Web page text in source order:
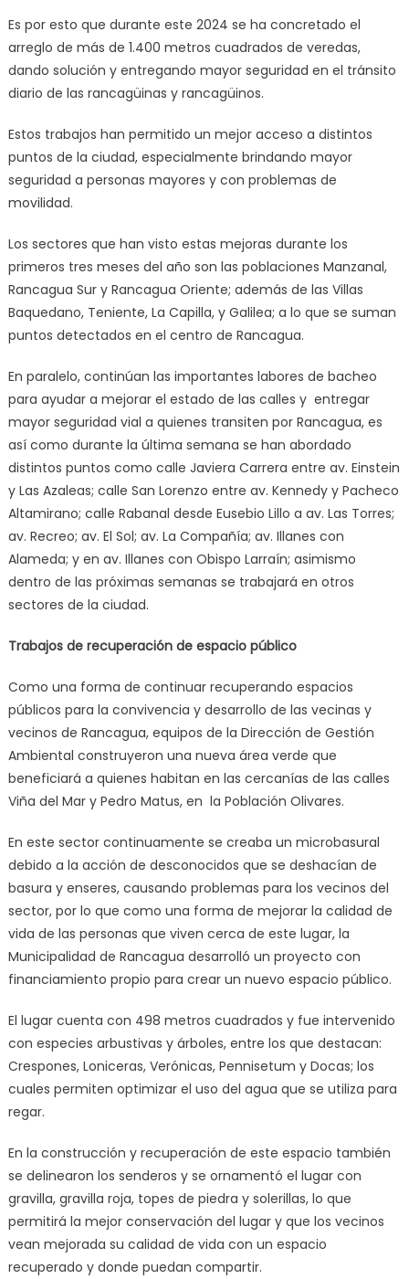
Es por esto que durante este 2024 se ha concretado el
arreglo de más de 1.400 metros cuadrados de veredas,
dando solución y entregando mayor seguridad en el tránsito
diario de las rancagüinas y rancagüinos.
Estos trabajos han permitido un mejor acceso a distintos
puntos de la ciudad, especialmente brindando mayor
seguridad a personas mayores y con problemas de
movilidad.
Los sectores que han visto estas mejoras durante los
primeros tres meses del año son las poblaciones Manzanal,
Rancagua Sur y Rancagua Oriente; además de las Villas
Baquedano, Teniente, La Capilla, y Galilea; a lo que se suman
puntos detectados en el centro de Rancagua.
En paralelo, continúan las importantes labores de bacheo
para ayudar a mejorar el estado de las calles y entregar
mayor seguridad vial a quienes transiten por Rancagua, es
así como durante la última semana se han abordado
distintos puntos como calle Javiera Carrera entre av. Einstein
y Las Azaleas; calle San Lorenzo entre av. Kennedy y Pacheco
Altamirano; calle Rabanal desde Eusebio Lillo a av. Las Torres;
av. Recreo; av. El Sol; av. La Compañía; av. Illanes con
Alameda; y en av. Illanes con Obispo Larraín; asimismo
dentro de las próximas semanas se trabajará en otros
sectores de la ciudad.
Trabajos de recuperación de espacio público
Como una forma de continuar recuperando espacios
públicos para la convivencia y desarrollo de las vecinas y
vecinos de Rancagua, equipos de la Dirección de Gestión
Ambiental construyeron una nueva área verde que
beneficiará a quienes habitan en las cercanías de las calles
Viña del Mar y Pedro Matus, en la Población Olivares.
En este sector continuamente se creaba un microbasural
debido a la acción de desconocidos que se deshacían de
basura y enseres, causando problemas para los vecinos del
sector, por lo que como una forma de mejorar la calidad de
vida de las personas que viven cerca de este lugar, la
Municipalidad de Rancagua desarrolló un proyecto con
financiamiento propio para crear un nuevo espacio público.
El lugar cuenta con 498 metros cuadrados y fue intervenido
con especies arbustivas y árboles, entre los que destacan:
Crespones, Loniceras, Verónicas, Pennisetum y Docas; los
cuales permiten optimizar el uso del agua que se utiliza para
regar.
En la construcción y recuperación de este espacio también
se delinearon los senderos y se ornamentó el lugar con
gravilla, gravilla roja, topes de piedra y solerillas, lo que
permitirá la mejor conservación del lugar y que los vecinos
vean mejorada su calidad de vida con un espacio
recuperado y donde puedan compartir.